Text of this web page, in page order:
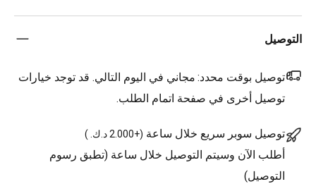
التوصيل
توصيل بوقت محدد: مجاني في اليوم التالي. قد توجد خيارات
توصيل أخرى في صفحة اتمام الطلب.
توصيل سوبر سريع خلال ساعة (+2.000 د.ك. )
أطلب الآن وسيتم التوصيل خلال ساعة (تطبق رسوم
التوصيل)